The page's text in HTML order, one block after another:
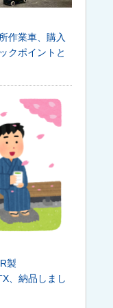
作業車、購入
クポイントと
製
、納品しまし